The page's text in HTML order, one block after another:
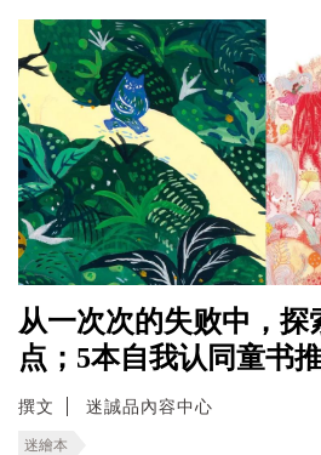
从一次次的失败中，探
点；5本自我认同童书
撰文 迷誠品內容中心
迷繪本